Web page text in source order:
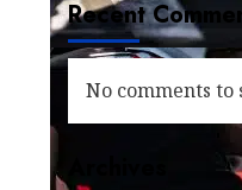
Recent
No comments to